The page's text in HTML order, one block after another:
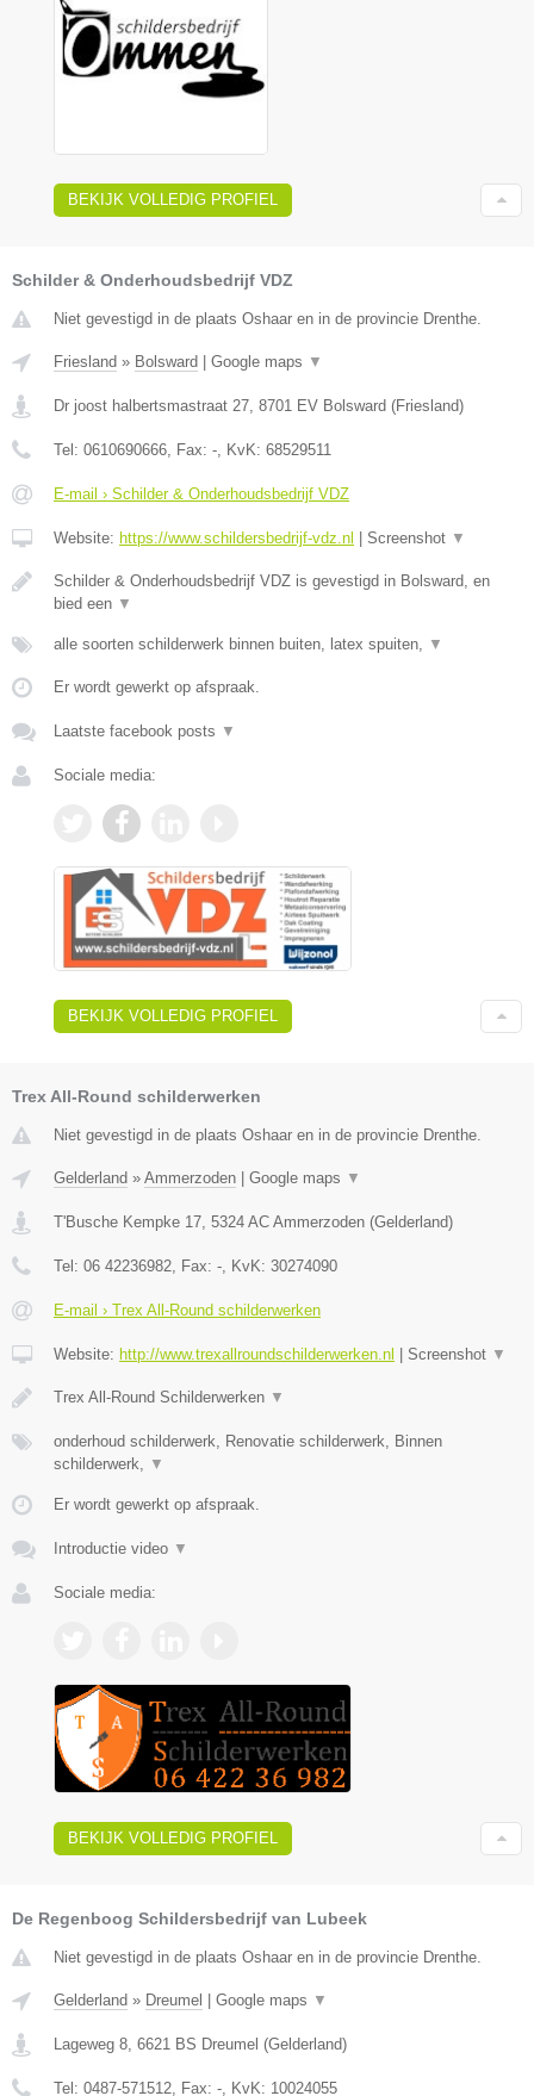
BEKIJK VOLLEDIG PROFIEL
Schilder & Onderhoudsbedrijf VDZ
Niet gevestigd in de plaats Oshaar en in de provincie Drenthe.
Friesland » Bolsward Google maps ▼
Dr joost halbertsmastraat 27 8701 EV Bolsward (Friesland)
Tel: 0610690666 , Fax: - , KvK: 68529511
E-mail › Schilder & Onderhoudsbedrijf VDZ
Website: https://www.schildersbedrijf-vdz.nl Screenshot ▼
Schilder & Onderhoudsbedrijf VDZ is gevestigd in Bolsward, en
bied een ▼
alle soorten schilderwerk binnen buiten, latex spuiten, ▼
Er wordt gewerkt op afspraak.
Laatste facebook posts ▼
Sociale media:
BEKIJK VOLLEDIG PROFIEL
Trex All-Round schilderwerken
Niet gevestigd in de plaats Oshaar en in de provincie Drenthe.
Gelderland » Ammerzoden Google maps ▼
T'Busche Kempke 17, 5324 AC Ammerzoden (Gelderland)
Tel: 06 42236982, Fax: -, KvK: 30274090
E-mail › Trex All-Round schilderwerken
Website: http://www.trexallroundschilderwerken.nl Screenshot ▼
Trex All-Round Schilderwerken ▼
onderhoud schilderwerk, Renovatie schilderwerk, Binnen
schilderwerk, ▼
Er wordt gewerkt op afspraak.
Introductie video ▼
Sociale media:
BEKIJK VOLLEDIG PROFIEL
De Regenboog Schildersbedrijf van Lubeek
Niet gevestigd in de plaats Oshaar en in de provincie Drenthe.
Gelderland » Dreumel Google maps ▼
Lageweg 8, 6621 BS Dreumel (Gelderland)
Tel: 0487-571512, Fax: -, KvK: 10024055